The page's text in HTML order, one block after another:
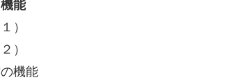
能
）
）
機能